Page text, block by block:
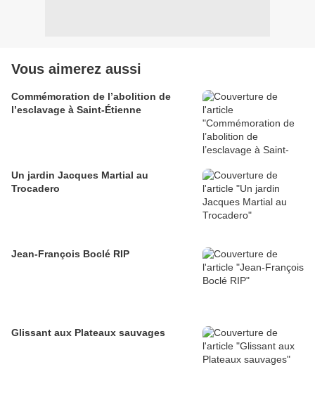
Vous aimerez aussi
Commémoration de l’abolition de
l’esclavage à Saint-Étienne
Un jardin Jacques Martial au
Trocadero
Jean-François Boclé RIP
Glissant aux Plateaux sauvages